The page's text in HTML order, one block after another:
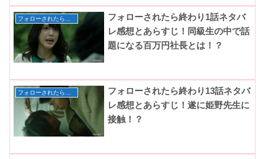
フォローされたら終わり1話ネタバ
レ感想とあらすじ！同級生の中で話
題になる百万円社長とは！？
フォローされたら終わり13話ネタバ
レ感想とあらすじ！遂に姫野先生に
接触！？